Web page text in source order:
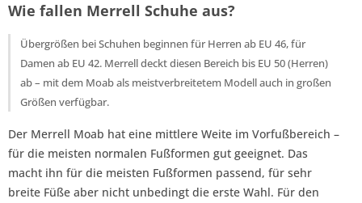
Wie fallen Merrell Schuhe aus?
Übergrößen bei Schuhen beginnen für Herren ab EU 46, für
Damen ab EU 42. Merrell deckt diesen Bereich bis EU 50 (Herren)
ab – mit dem Moab als meistverbreitetem Modell auch in großen
Größen verfügbar.
Der Merrell Moab hat eine mittlere Weite im Vorfußbereich –
für die meisten normalen Fußformen gut geeignet. Das
macht ihn für die meisten Fußformen passend, für sehr
breite Füße aber nicht unbedingt die erste Wahl. Für den